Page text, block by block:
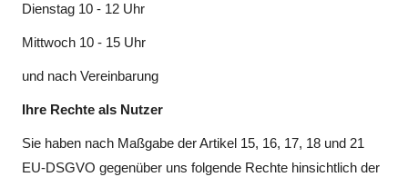
Dienstag 10 - 12 Uhr
Mittwoch 10 - 15 Uhr
und nach Vereinbarung
Ihre Rechte als Nutzer
Sie haben nach Maßgabe der Artikel 15, 16, 17, 18 und 21
EU-DSGVO gegenüber uns folgende Rechte hinsichtlich der